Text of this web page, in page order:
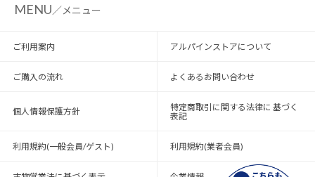
MENU／メニュー
ご利用案内 アルパインストアについて
ご購入の流れ よくあるお問い合わせ
個人情報保護方針
特定商取引に関する法律に 基づく
表記
利用規約(一般会員/ゲスト) 利用規約(業者会員)